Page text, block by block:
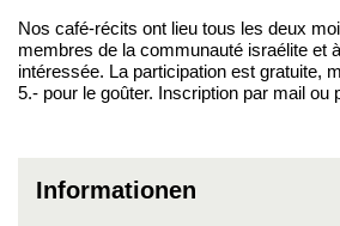
Nos café-récits ont lieu tous les deux
membres de la communauté israélite et
intéressée. La participation est gratuite,
5.- pour le goûter. Inscription par mail ou
Informationen